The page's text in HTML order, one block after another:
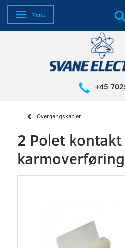
Skifte navigation
Menu
+45
Overgangskabler
2 Polet